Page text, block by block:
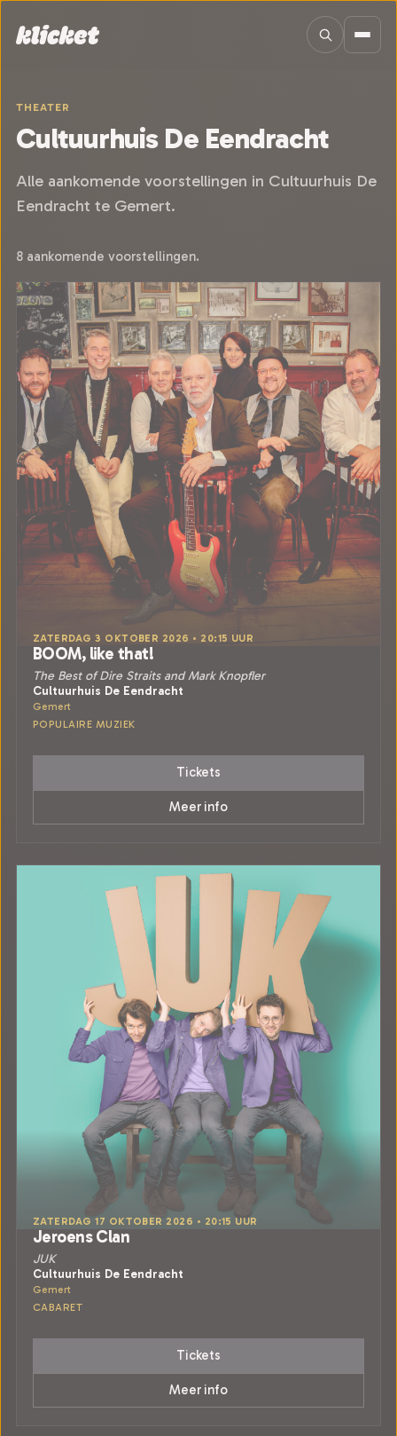
THEATER
Cultuurhuis De Eendracht
Alle aankomende voorstellingen in Cultuurhuis De
Eendracht te Gemert.
8 aankomende voorstellingen.
ZATERDAG 3 OKTOBER 2026 • 20:15 UUR
BOOM, like that!
The Best of Dire Straits and Mark Knopfler
Cultuurhuis De Eendracht
Gemert
POPULAIRE MUZIEK
Tickets
Meer info
ZATERDAG 17 OKTOBER 2026 • 20:15 UUR
Jeroens Clan
JUK
Cultuurhuis De Eendracht
Gemert
CABARET
Tickets
Meer info